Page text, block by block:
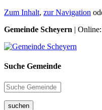
Zum Inhalt, zur Navigation
Gemeinde Scheyern |
Suche Gemeinde
suchen